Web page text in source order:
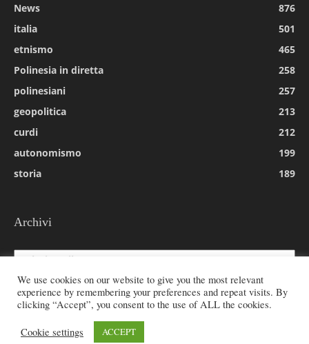
News
876
italia
501
etnismo
465
Polinesia in diretta
258
polinesiani
257
geopolitica
213
curdi
212
autonomismo
199
storia
189
Archivi
Archivi
© 2026 All rights reserved - Etnie -
We use cookies on our website to give you the most relevant
experience by remembering your preferences and repeat visits. By
clicking “Accept”, you consent to the use of ALL the cookies.
Cookie settings ACCEPT